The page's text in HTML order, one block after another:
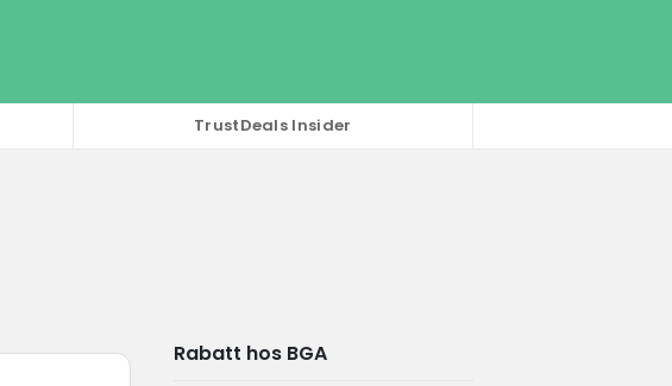
TrustDeals Insider
Rabatt hos BGA